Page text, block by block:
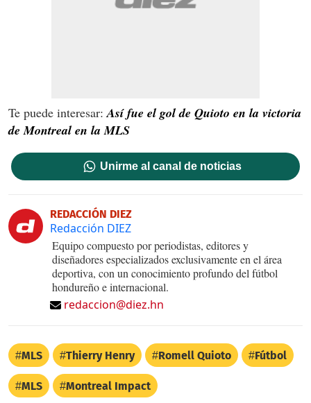
Te puede interesar: Así fue el gol de Quioto en la victoria
de Montreal en la MLS
Unirme al canal de noticias
REDACCIÓN DIEZ
Redacción DIEZ
Equipo compuesto por periodistas, editores y
diseñadores especializados exclusivamente en el área
deportiva, con un conocimiento profundo del fútbol
hondureño e internacional.
redaccion@diez.hn
MLS Thierry Henry Romell Quioto Fútbol
MLS Montreal Impact